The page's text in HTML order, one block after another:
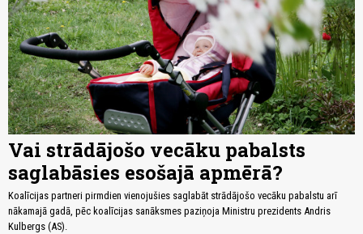
Vai strādājošo vecāku pabalsts
saglabāsies esošajā apmērā?
Koalīcijas partneri pirmdien vienojušies saglabāt strādājošo vecāku pabalstu arī
nākamajā gadā, pēc koalīcijas sanāksmes paziņoja Ministru prezidents Andris
Kulbergs (AS).